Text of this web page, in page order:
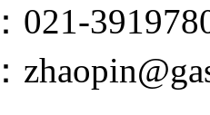
021-